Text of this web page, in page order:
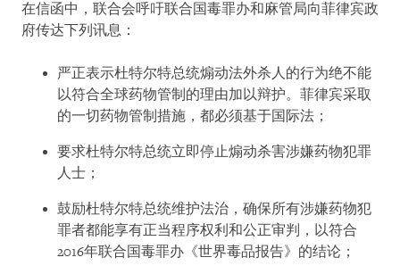
在信函中，联合会呼吁联合国毒罪办和麻管局向菲律宾政
府传达下列讯息：
严正表示杜特尔特总统煽动法外杀人的行为绝不能
以符合全球药物管制的理由加以辩护。菲律宾采取
的一切药物管制措施，都必须基于国际法；
要求杜特尔特总统立即停止煽动杀害涉嫌药物犯罪
人士；
鼓励杜特尔特总统维护法治，确保所有涉嫌药物犯
罪者都能享有正当程序权利和公正审判，以符合
2016年联合国毒罪办《世界毒品报告》的结论；